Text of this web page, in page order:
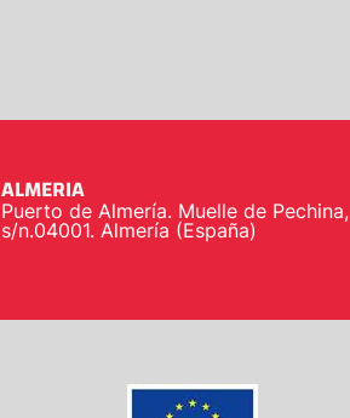
ALMERIA
Puerto de Almería. Muelle de Pechina,
s/n.04001. Almería (España)